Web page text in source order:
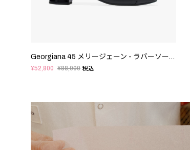
Georgiana 45 メリージェーン - ラバーソール - EUサイズ
¥52,800 ¥88,000 税込